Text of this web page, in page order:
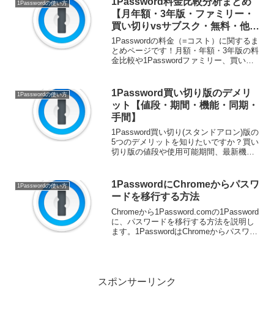
ら！1Pass...
1Passwordの使い方
【月年額・3年版・ファミリー・
買い切りvsサブスク・無料・他
社】
1Passwordの料金（=コスト）に関するま
とめページです！月額・年額・3年版の料
金比較や1Passwordファミリー、買い切
を分かりやすく詳細に説明します。...
1Passwordの使い方
1Password買い切り版のデメリ
ット【値段・期間・機能・同期・
手間】
1Password買い切り(スタンドアロン)版の
5つのデメリットを知りたいですか？買い
切り版の値段や使用可能期間、最新機能
1Passwordは買い切り版かサブスクリプ
ショ...
1Passwordの使い方
1PasswordにChromeからパスワ
ードを移行する方法
Chromeから1Password.comの1Password
に、パスワードを移行する方法を説明し
ます。1PasswordはChromeからパスワー
スポンサーリンク